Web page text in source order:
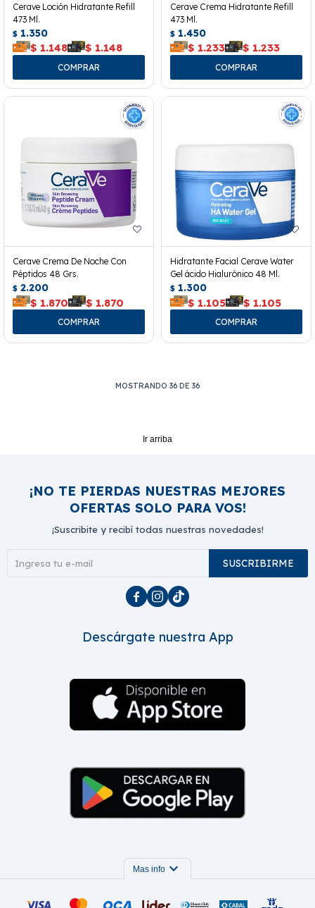
Cerave Loción Hidratante Refill
473 Ml.
$ 1.350
$ 1.148 $ 1.148
Cerave Crema Hidratante Refill
473 Ml.
$ 1.450
$ 1.233 $ 1.233
Cerave Crema De Noche Con
Péptidos 48 Grs.
$ 2.200
$ 1.870 $ 1.870
Hidratante Facial Cerave Water
Gel ácido Hialurónico 48 Ml.
$ 1.300
$ 1.105 $ 1.105
MOSTRANDO 36 DE 36
Ir arriba
¡NO TE PIERDAS NUESTRAS MEJORES
OFERTAS SOLO PARA VOS!
¡Suscribite y recibí todas nuestras novedades!
SUSCRIBIRME
  
Descárgate nuestra App
Mas info expand_more